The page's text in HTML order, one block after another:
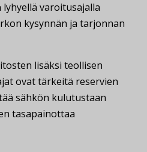
varoitusajalla
kysynnän ja tarjonnan
lisäksi teollisen
ovat tärkeitä reservien
sähkön kulutustaan
tasapainottaa